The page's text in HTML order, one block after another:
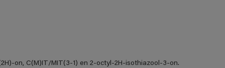
on, C(M)IT/MIT(3-1) en 2-octyl-2H-isothiazool-3-on.